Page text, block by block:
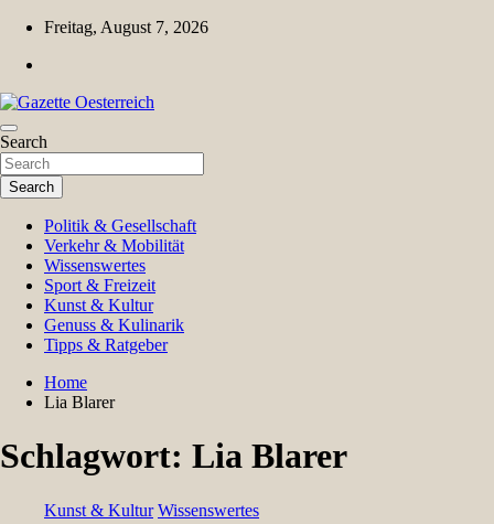
Skip
content
Freitag, August 7, 2026
Gazette Oesterreich
Magazin für Freizeit, Politik, Kultur & Wissenschaft
Search
Search
Politik & Gesellschaft
Verkehr & Mobilität
Wissenswertes
Sport & Freizeit
Kunst & Kultur
Genuss & Kulinarik
Tipps & Ratgeber
Home
Lia Blarer
Schlagwort: Lia Blarer
Kunst & Kultur Wissenswertes